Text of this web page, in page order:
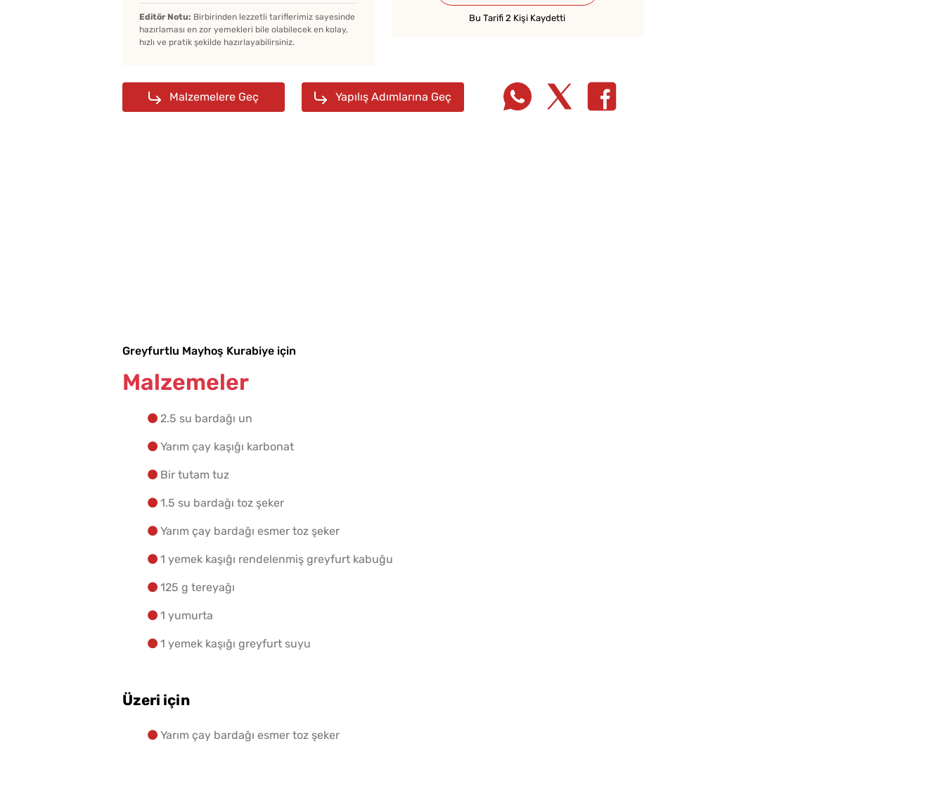
Editör Notu: Birbirinden lezzetli tariflerimiz sayesinde
hazırlaması en zor yemekleri bile olabilecek en kolay,
hızlı ve pratik şekilde hazırlayabilirsiniz.
Bu Tarifi 2 Kişi Kaydetti
Malzemelere Geç Yapılış Adımlarına Geç
Greyfurtlu Mayhoş Kurabiye için
Malzemeler
2.5 su bardağı un
Yarım çay kaşığı karbonat
Bir tutam tuz
1.5 su bardağı toz şeker
Yarım çay bardağı esmer toz şeker
1 yemek kaşığı rendelenmiş greyfurt kabuğu
125 g tereyağı
1 yumurta
1 yemek kaşığı greyfurt suyu
Üzeri için
Yarım çay bardağı esmer toz şeker